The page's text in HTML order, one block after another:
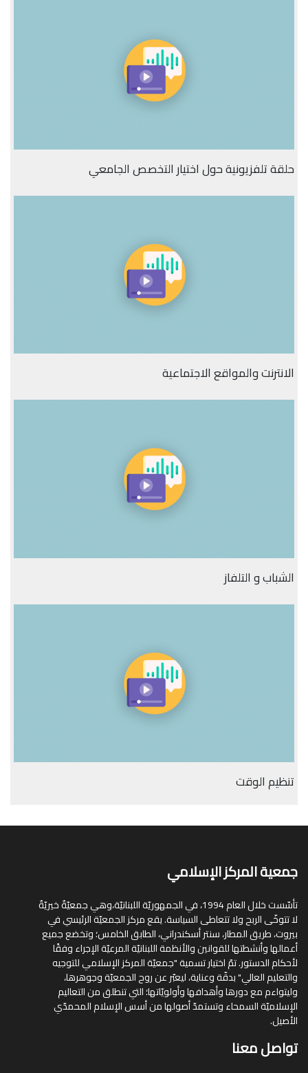
حلقة تلفزيونية حول اختيار التخصص الجامعي
الانترنت والمواقع الاجتماعية
الشباب و التلفاز
تنظيم الوقت
جمعية المركز الإسلامي
تأسّست خلال العام 1994، في الجمهوريّة اللبنانيّة،وهي جمعيّةٌ خيريّةٌ
لا تتوخّى الربح ولا تتعاطى السياسة. يقع مركز الجمعيّة الرئيسي في
بيروت، طريق المطار، سنتر أسكندراني، الطابق الخامس؛ وتخضع جميع
أعمالها وأنشطتها للقوانين والأنظمة اللبنانيّة المرعيّة الإجراء وفقًا
لأحكام الدستور. تمّ اختيار تسمية "جمعيّة المركز الإسلامي للتوجيه
والتعليم العالي" بدقّة وعناية، ليعبّر عن روح الجمعيّة وجوهرها،
وليتواءم مع دورها وأهدافها وأولويّاتها؛ التي تنطلق من التعاليم
الإسلاميّة السمحاء وتستمدّ أصولها من أسس الإسلام المحمدّي
الأصيل.
تواصل معنا